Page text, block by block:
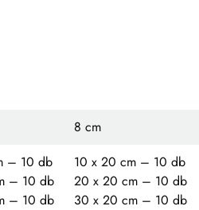
8 cm
– 10 db
– 10 db
– 10 db
10 x 20 cm – 10 db
20 x 20 cm – 10 db
30 x 20 cm – 10 db